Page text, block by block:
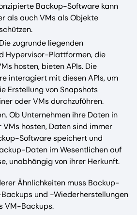
Backup-Software kann
als auch VMs als Objekte
zugrunde liegenden
Hypervisor-Plattformen, die
hosten, bieten APIs. Die
interagiert mit diesen APIs, um
Erstellung von Snapshots
oder VMs durchzuführen.
Ob Unternehmen ihre Daten in
hosten, Daten sind immer
Software speichert und
Daten im Wesentlichen auf
unabhängig von ihrer Herkunft.
Ähnlichkeiten muss Backup-
und -Wiederherstellungen
VM-Backups.